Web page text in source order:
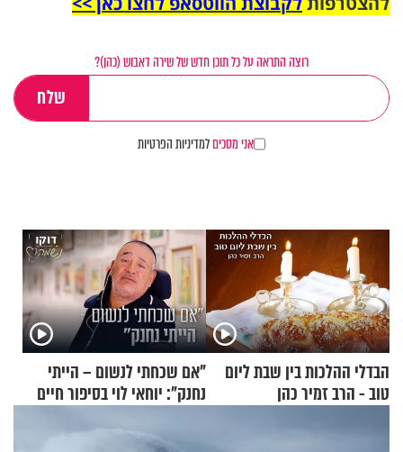
רוצה התראה על כל תוכן חדש של שירה דאבוש (כהן)?
אני מסכיםלמדיניות הפרטיות
הבדלי ההלכות בין שבת ליום
טוב - הרב זמיר כהן
"אם שכחתי לנשום – הייתי
נחנק": יוחאי לוי בסיפור חיים